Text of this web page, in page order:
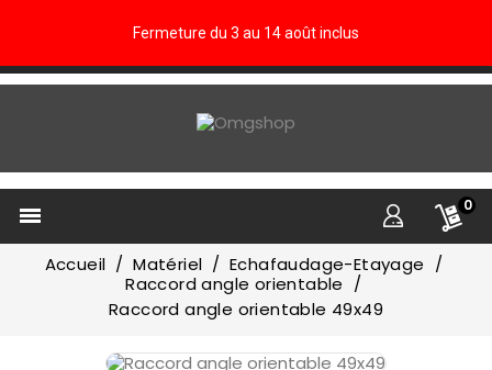
Fermeture du 3 au 14 août inclus
 0
Accueil Matériel
Echafaudage-Etayage
Raccord angle orientable
Raccord angle orientable 49x49